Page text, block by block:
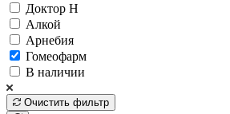
Доктор Н
Алкой
Арнебия
Гомеофарм
В наличии
Очистить фильтр